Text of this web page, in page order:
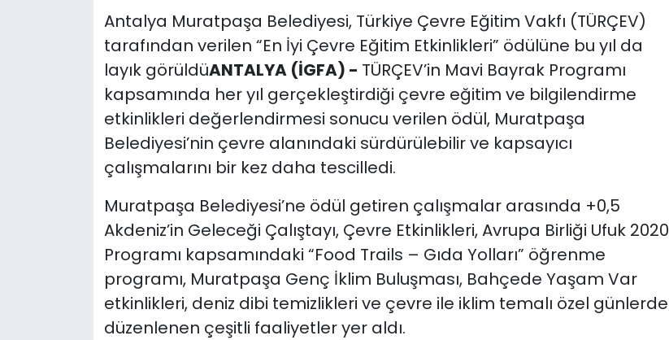
Antalya Muratpaşa Belediyesi, Türkiye Çevre Eğitim Vakfı (TÜRÇEV)
tarafından verilen “En İyi Çevre Eğitim Etkinlikleri” ödülüne bu yıl da
layık görüldüANTALYA (İGFA) - TÜRÇEV’in Mavi Bayrak Programı
kapsamında her yıl gerçekleştirdiği çevre eğitim ve bilgilendirme
etkinlikleri değerlendirmesi sonucu verilen ödül, Muratpaşa
Belediyesi’nin çevre alanındaki sürdürülebilir ve kapsayıcı
çalışmalarını bir kez daha tescilledi.
Muratpaşa Belediyesi’ne ödül getiren çalışmalar arasında +0,5
Akdeniz’in Geleceği Çalıştayı, Çevre Etkinlikleri, Avrupa Birliği Ufuk 2020
Programı kapsamındaki “Food Trails – Gıda Yolları” öğrenme
programı, Muratpaşa Genç İklim Buluşması, Bahçede Yaşam Var
etkinlikleri, deniz dibi temizlikleri ve çevre ile iklim temalı özel günlerde
düzenlenen çeşitli faaliyetler yer aldı.